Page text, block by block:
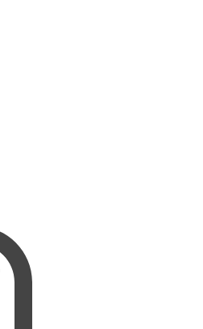
農園
い合わせはこちら
/ アオイ農園